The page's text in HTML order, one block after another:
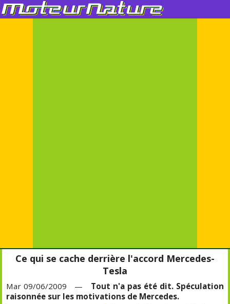
Ce qui se cache derrière l'accord Mercedes-
Tesla
Mar 09/06/2009 — Tout n'a pas été dit. Spéculation
raisonnée sur les motivations de Mercedes.